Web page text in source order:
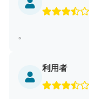
。
利用者